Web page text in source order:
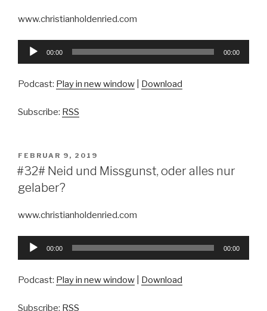
www.christianholdenried.com
Audio-
00:00 00:00
Podcast: Play in new window Download
Subscribe: RSS
VERÖFFENTLICHT
AM
FEBRUAR 9, 2019
#32# Neid und Missgunst, oder alles nur
gelaber?
www.christianholdenried.com
Audio-
00:00 00:00
Podcast: Play in new window Download
Subscribe: RSS